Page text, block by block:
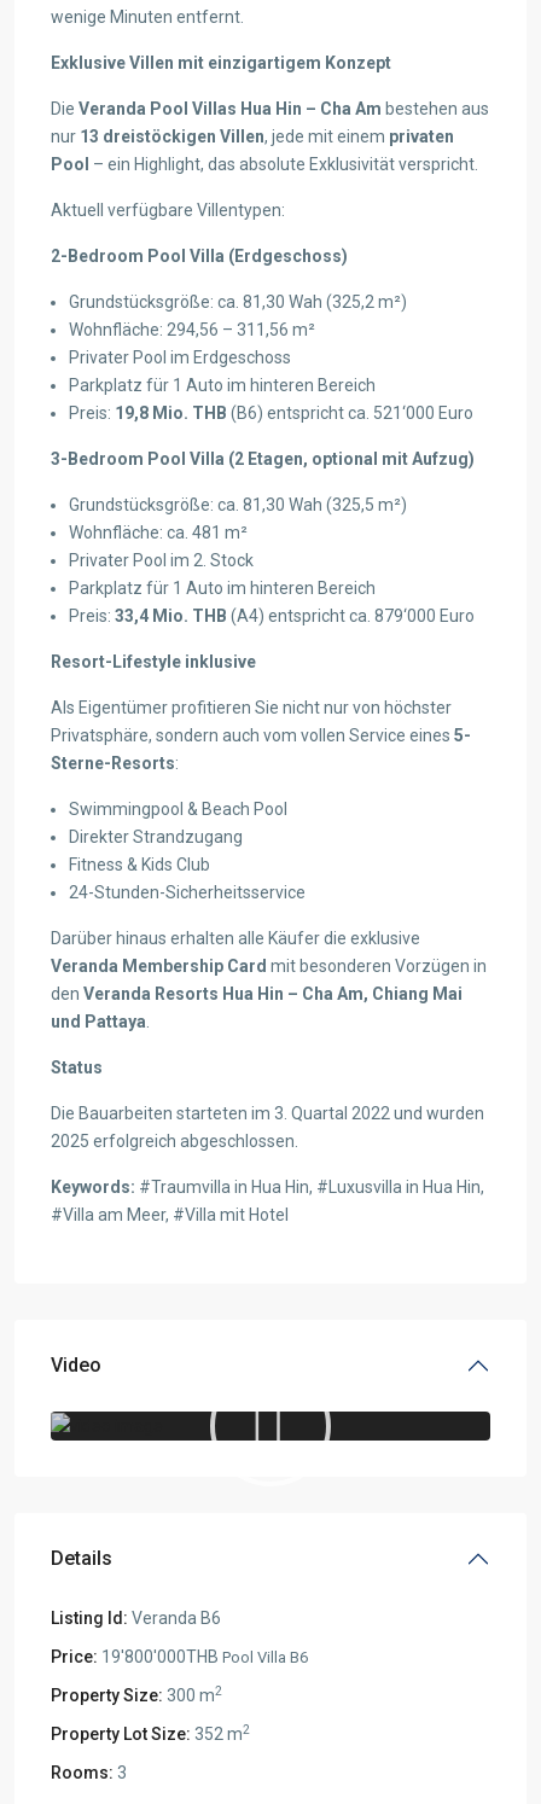
wenige Minuten entfernt.
Exklusive Villen mit einzigartigem Konzept
Die Veranda Pool Villas Hua Hin – Cha Am bestehen aus
nur 13 dreistöckigen Villen, jede mit einem privaten
Pool – ein Highlight, das absolute Exklusivität verspricht.
Aktuell verfügbare Villentypen:
2-Bedroom Pool Villa (Erdgeschoss)
Grundstücksgröße: ca. 81,30 Wah (325,2 m²)
Wohnfläche: 294,56 – 311,56 m²
Privater Pool im Erdgeschoss
Parkplatz für 1 Auto im hinteren Bereich
Preis: 19,8 Mio. THB (B6) entspricht ca. 521‘000 Euro
3-Bedroom Pool Villa (2 Etagen, optional mit Aufzug)
Grundstücksgröße: ca. 81,30 Wah (325,5 m²)
Wohnfläche: ca. 481 m²
Privater Pool im 2. Stock
Parkplatz für 1 Auto im hinteren Bereich
Preis: 33,4 Mio. THB (A4) entspricht ca. 879‘000 Euro
Resort-Lifestyle inklusive
Als Eigentümer profitieren Sie nicht nur von höchster
Privatsphäre, sondern auch vom vollen Service eines 5-
Sterne-Resorts:
Swimmingpool & Beach Pool
Direkter Strandzugang
Fitness & Kids Club
24-Stunden-Sicherheitsservice
Darüber hinaus erhalten alle Käufer die exklusive
Veranda Membership Card mit besonderen Vorzügen in
den Veranda Resorts Hua Hin – Cha Am, Chiang Mai
und Pattaya
Status
Die Bauarbeiten starteten im 3. Quartal 2022 und wurden
2025 erfolgreich abgeschlossen.
Keywords: #Traumvilla in Hua Hin, #Luxusvilla in Hua Hin,
#Villa am Meer, #Villa mit Hotel
Video
Details
Listing Id: Veranda B6
Price: 19'800'000THB Pool Villa B6
Property Size: 300 m2
Property Lot Size: 352 m2
Rooms: 3